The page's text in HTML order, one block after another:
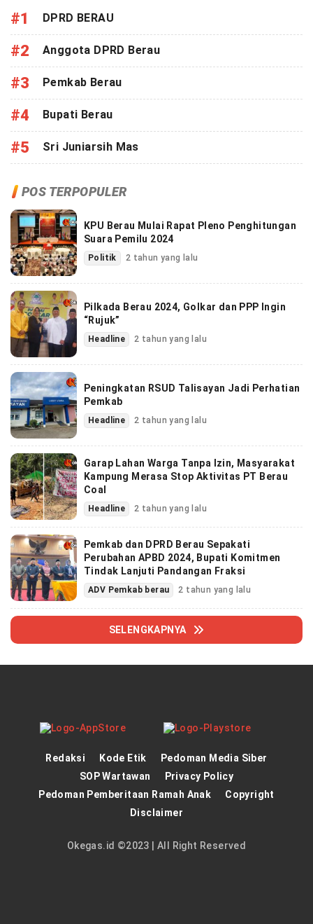
#1 DPRD BERAU
#2 Anggota DPRD Berau
#3 Pemkab Berau
#4 Bupati Berau
#5 Sri Juniarsih Mas
POS TERPOPULER
KPU Berau Mulai Rapat Pleno Penghitungan
Suara Pemilu 2024
Politik 2 tahun yang lalu
Pilkada Berau 2024, Golkar dan PPP Ingin
“Rujuk”
Headline 2 tahun yang lalu
Peningkatan RSUD Talisayan Jadi Perhatian
Pemkab
Headline 2 tahun yang lalu
Garap Lahan Warga Tanpa Izin, Masyarakat
Kampung Merasa Stop Aktivitas PT Berau
Coal
Headline 2 tahun yang lalu
Pemkab dan DPRD Berau Sepakati
Perubahan APBD 2024, Bupati Komitmen
Tindak Lanjuti Pandangan Fraksi
ADV Pemkab berau 2 tahun yang lalu
SELENGKAPNYA
Redaksi Kode Etik
Pedoman Media Siber
SOP Wartawan
Privacy Policy
Pedoman Pemberitaan Ramah Anak
Copyright
Disclaimer
Okegas.id ©2023 | All Right Reserved